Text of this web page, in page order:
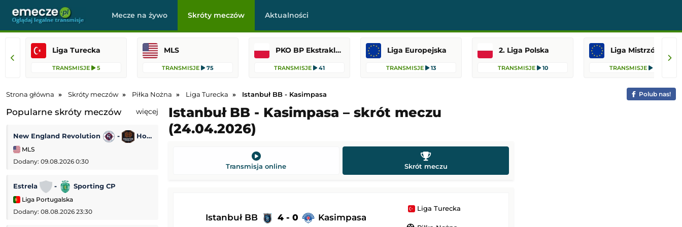
Mecze na żywo Skróty meczów Aktualności
Liga Turecka
TRANSMISJE 5
MLS
TRANSMISJE 75
PKO BP Ekstraklasa
TRANSMISJE 41
Liga Europejska
TRANSMISJE 13
2. Liga Polska
TRANSMISJE 10
Liga Mistrzów
TRANSMISJE 10
Strona główna Skróty meczów Piłka Nożna Liga Turecka Istanbuł BB - Kasimpasa Polub nas!
Popularne skróty meczów więcej
New England Revolution - Houston Dynamo
MLS
Dodany: 09.08.2026 0:30
Estrela - Sporting CP
Liga Portugalska
Dodany: 08.08.2026 23:30
Korona Kielce - Legia Warszawa
Mecz towarzyski
Istanbuł BB - Kasimpasa – skrót meczu
(24.04.2026)
Transmisja online Skrót meczu
Istanbuł BB 4 - 0 Kasimpasa
Liga Turecka